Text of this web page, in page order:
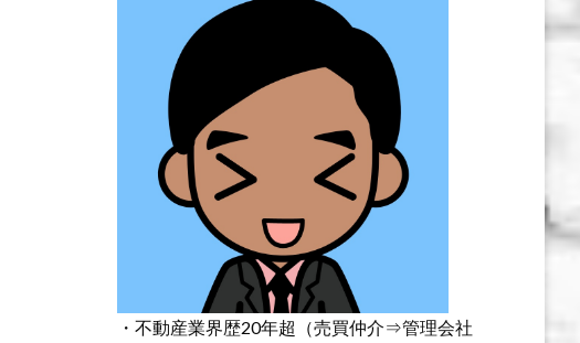
・不動産業界歴20年超（売買仲介⇒管理会社